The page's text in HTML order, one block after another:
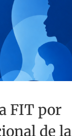
FIT por
de la